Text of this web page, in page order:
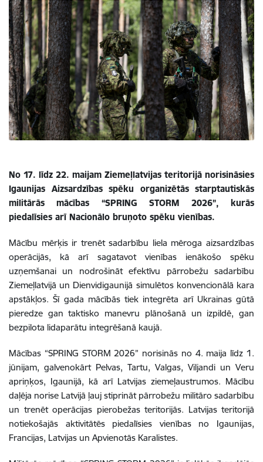
No 17. līdz 22. maijam Ziemeļlatvijas teritorijā norisināsies
Igaunijas Aizsardzības spēku organizētās starptautiskās
militārās mācības “SPRING STORM 2026”, kurās
piedalīsies arī Nacionālo bruņoto spēku vienības.
Mācību mērķis ir trenēt sadarbību liela mēroga aizsardzības
operācijās, kā arī sagatavot vienības ienākošo spēku
uzņemšanai un nodrošināt efektīvu pārrobežu sadarbību
Ziemeļlatvijā un Dienvidigaunijā simulētos konvencionālā kara
apstākļos. Šī gada mācībās tiek integrēta arī Ukrainas gūtā
pieredze gan taktisko manevru plānošanā un izpildē, gan
bezpilota lidaparātu integrēšanā kaujā.
Mācības “SPRING STORM 2026” norisinās no 4. maija līdz 1.
jūnijam, galvenokārt Pelvas, Tartu, Valgas, Viljandi un Veru
apriņķos, Igaunijā, kā arī Latvijas ziemeļaustrumos. Mācību
daļēja norise Latvijā ļauj stiprināt pārrobežu militāro sadarbību
un trenēt operācijas pierobežas teritorijās. Latvijas teritorijā
notiekošajās aktivitātēs piedalīsies vienības no Igaunijas,
Francijas, Latvijas un Apvienotās Karalistes.